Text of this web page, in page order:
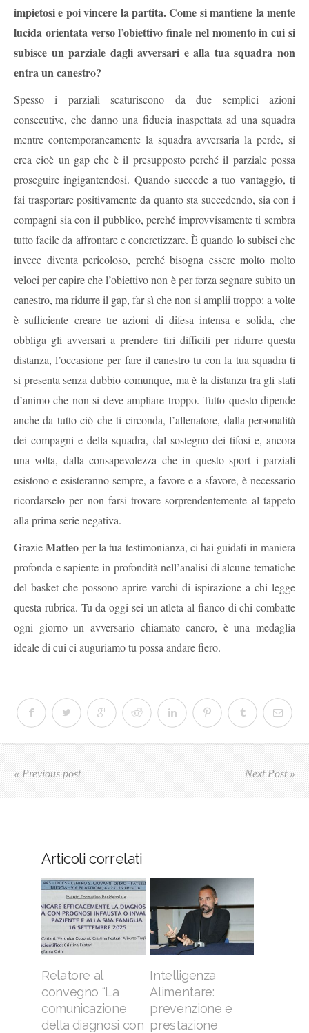
impietosi e poi vincere la partita. Come si mantiene la mente
lucida orientata verso l’obiettivo finale nel momento in cui si
subisce un parziale dagli avversari e alla tua squadra non
entra un canestro?
Spesso i parziali scaturiscono da due semplici azioni
consecutive, che danno una fiducia inaspettata ad una squadra
mentre contemporaneamente la squadra avversaria la perde, si
crea cioè un gap che è il presupposto perché il parziale possa
proseguire ingigantendosi. Quando succede a tuo vantaggio, ti
fai trasportare positivamente da quanto sta succedendo, sia con i
compagni sia con il pubblico, perché improvvisamente ti sembra
tutto facile da affrontare e concretizzare. È quando lo subisci che
invece diventa pericoloso, perché bisogna essere molto molto
veloci per capire che l’obiettivo non è per forza segnare subito un
canestro, ma ridurre il gap, far sì che non si amplii troppo: a volte
è sufficiente creare tre azioni di difesa intensa e solida, che
obbliga gli avversari a prendere tiri difficili per ridurre questa
distanza, l’occasione per fare il canestro tu con la tua squadra ti
si presenta senza dubbio comunque, ma è la distanza tra gli stati
d’animo che non si deve ampliare troppo. Tutto questo dipende
anche da tutto ciò che ti circonda, l’allenatore, dalla personalità
dei compagni e della squadra, dal sostegno dei tifosi e, ancora
una volta, dalla consapevolezza che in questo sport i parziali
esistono e esisteranno sempre, a favore e a sfavore, è necessario
ricordarselo per non farsi trovare sorprendentemente al tappeto
alla prima serie negativa.
GrazieMatteo per la tua testimonianza, ci hai guidati in maniera
profonda e sapiente in profondità nell’analisi di alcune tematiche
del basket che possono aprire varchi di ispirazione a chi legge
questa rubrica. Tu da oggi sei un atleta al fianco di chi combatte
ogni giorno un avversario chiamato cancro, è una medaglia
ideale di cui ci auguriamo tu possa andare fiero.
« Previous post Next Post »
Articoli correlati
Relatore al
convegno “La
comunicazione
della diagnosi con
Intelligenza
Alimentare:
prevenzione e
prestazione